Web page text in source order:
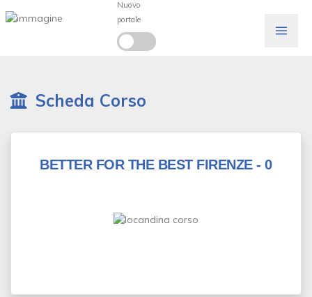
Scheda Corso
BETTER FOR THE BEST FIRENZE - 0